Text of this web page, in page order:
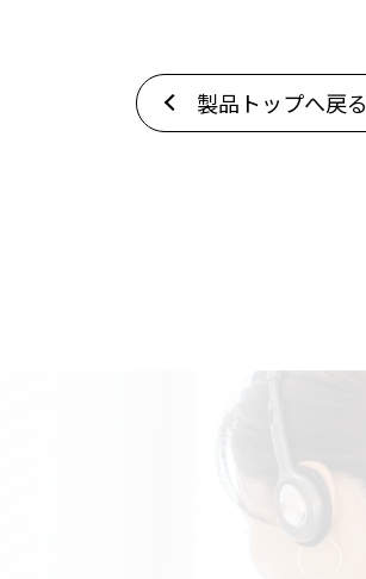
製品トップへ戻る